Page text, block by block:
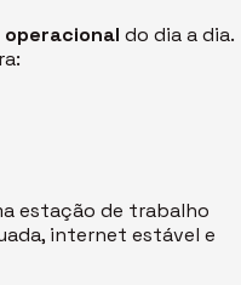
operacional do dia a dia.
estação de trabalho
internet estável e